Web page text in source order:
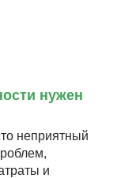
нужен
неприятный
и